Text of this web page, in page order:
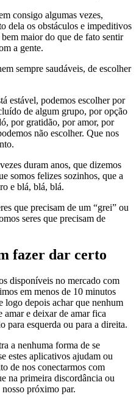
consigo algumas vezes,
dela os obstáculos e impeditivos
maior do que de fato sentir
a gente.
sempre saudáveis, de escolher
estável, podemos escolher por
de algum grupo, por opção
por gratidão, por amor, por
não escolher. Que nos
duram anos, que dizemos
somos felizes sozinhos, que a
e blá, blá, blá.
que precisam de um “grei” ou
seres que precisam de
fazer dar certo
disponíveis no mercado com
em menos de 10 minutos
logo depois achar que nenhum
amar e deixar de amar fica
para esquerda ou para a direita.
a nenhuma forma de se
estes aplicativos ajudam ou
de nos conectarmos com
na primeira discordância ou
próximo par.